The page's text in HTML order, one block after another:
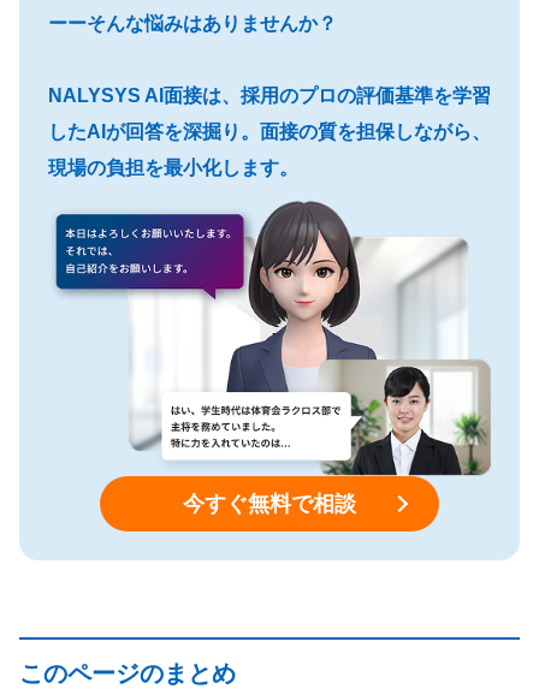
ーーそんな悩みはありませんか？
NALYSYS AI面接は、採用のプロの評価基準を学習
したAIが回答を深掘り。面接の質を担保しながら、
現場の負担を最小化します。
今すぐ無料で相談
このページのまとめ